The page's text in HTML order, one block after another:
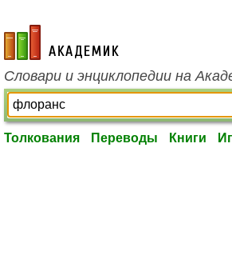
academic.ru
Словари и энциклопедии на
Толкования Переводы Книги